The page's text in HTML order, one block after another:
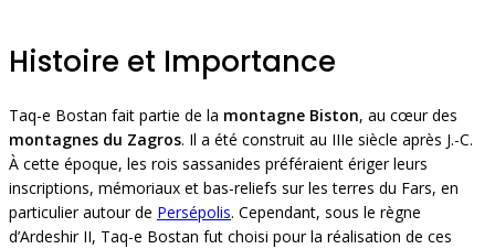
Histoire et Importance
Taq-e Bostan fait partie de la montagne Biston, au cœur des
montagnes du Zagros. Il a été construit au IIIe siècle après J.-C.
À cette époque, les rois sassanides préféraient ériger leurs
inscriptions, mémoriaux et bas-reliefs sur les terres du Fars, en
particulier autour de Persépolis. Cependant, sous le règne
d’Ardeshir II, Taq-e Bostan fut choisi pour la réalisation de ces